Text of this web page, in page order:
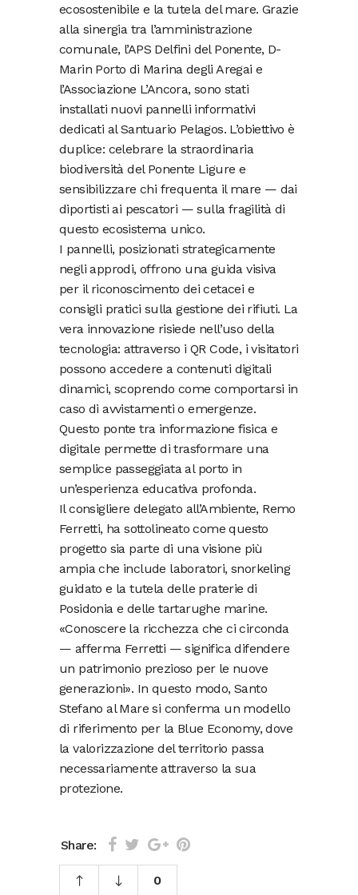
ecosostenibile e la tutela del mare. Grazie
alla sinergia tra l’amministrazione
comunale, l’APS Delfini del Ponente, D-
Marin Porto di Marina degli Aregai e
l’Associazione L’Ancora, sono stati
installati nuovi pannelli informativi
dedicati al Santuario Pelagos. L’obiettivo è
duplice: celebrare la straordinaria
biodiversità del Ponente Ligure e
sensibilizzare chi frequenta il mare — dai
diportisti ai pescatori — sulla fragilità di
questo ecosistema unico.
I pannelli, posizionati strategicamente
negli approdi, offrono una guida visiva
per il riconoscimento dei cetacei e
consigli pratici sulla gestione dei rifiuti. La
vera innovazione risiede nell’uso della
tecnologia: attraverso i QR Code, i visitatori
possono accedere a contenuti digitali
dinamici, scoprendo come comportarsi in
caso di avvistamenti o emergenze.
Questo ponte tra informazione fisica e
digitale permette di trasformare una
semplice passeggiata al porto in
un’esperienza educativa profonda.
Il consigliere delegato all’Ambiente, Remo
Ferretti, ha sottolineato come questo
progetto sia parte di una visione più
ampia che include laboratori, snorkeling
guidato e la tutela delle praterie di
Posidonia e delle tartarughe marine.
«Conoscere la ricchezza che ci circonda
— afferma Ferretti — significa difendere
un patrimonio prezioso per le nuove
generazioni». In questo modo, Santo
Stefano al Mare si conferma un modello
di riferimento per la Blue Economy, dove
la valorizzazione del territorio passa
necessariamente attraverso la sua
protezione.
Share:
0